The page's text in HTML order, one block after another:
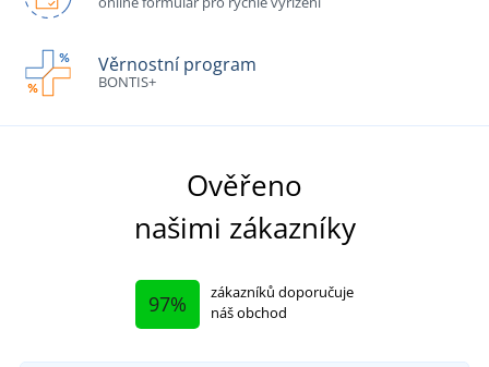
Věrnostní program
BONTIS+
Ověřeno
našimi zákazníky
97%
zákazníků doporučuje
náš obchod